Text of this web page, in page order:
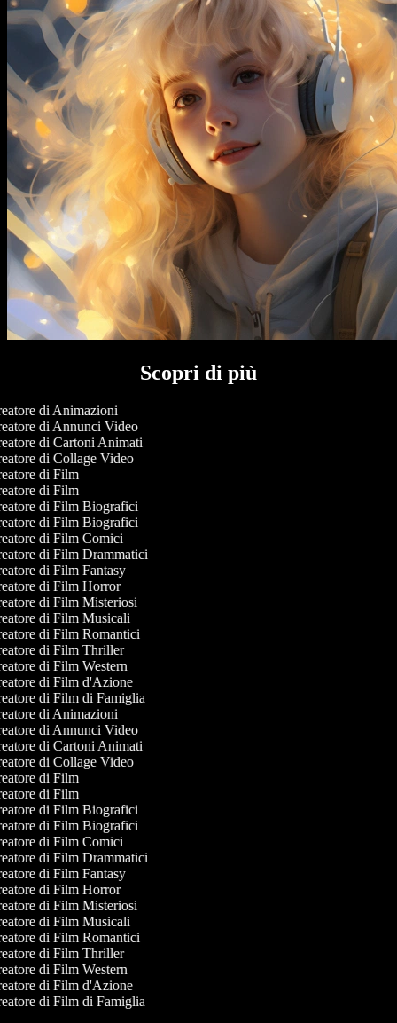
Scopri di più
di Animazioni
di Annunci Video
di Cartoni Animati
di Collage Video
di Film
di Film
di Film Biografici
di Film Biografici
di Film Comici
di Film Drammatici
di Film Fantasy
di Film Horror
di Film Misteriosi
di Film Musicali
di Film Romantici
di Film Thriller
di Film Western
di Film d'Azione
di Film di Famiglia
di Animazioni
di Annunci Video
di Cartoni Animati
di Collage Video
di Film
di Film
di Film Biografici
di Film Biografici
di Film Comici
di Film Drammatici
di Film Fantasy
di Film Horror
di Film Misteriosi
di Film Musicali
di Film Romantici
di Film Thriller
di Film Western
di Film d'Azione
di Film di Famiglia